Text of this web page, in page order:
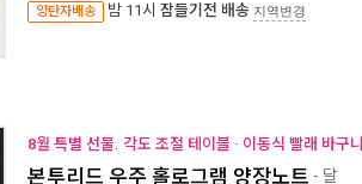
양탄자배송 밤 11시 잠들기전 배송 지역변경
8월 특별 선물. 각도 조절 테이블 · 이동식 빨래 바구
본투리드 우주 홀로그램 양장노트 - 달